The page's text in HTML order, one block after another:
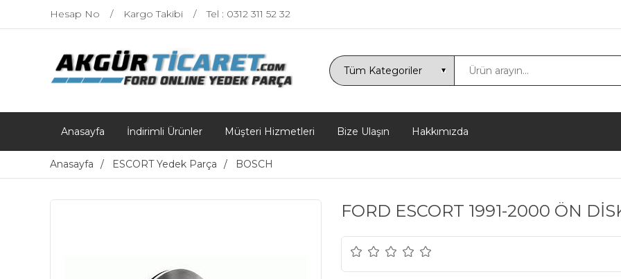
Hesap No Kargo Takibi Tel : 0312 311 52 32
Anasayfa İndirimli Ürünler Müşteri Hizmetleri Bize Ulaşın Hakkımızda
Anasayfa ESCORT Yedek Parça BOSCH
FORD ESCORT 1991-2000 ÖN